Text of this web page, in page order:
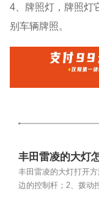
4、牌照灯，牌照灯
别车辆牌照。
丰田雷凌的大灯
丰田雷凌的大灯打开
边的控制杆；2、拨动